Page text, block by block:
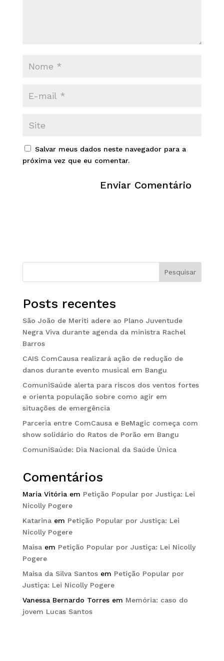
Salvar meus dados neste navegador para a
próxima vez que eu comentar.
Pesquisar
Posts recentes
São João de Meriti adere ao Plano Juventude
Negra Viva durante agenda da ministra Rachel
Barros
CAIS ComCausa realizará ação de redução de
danos durante evento musical em Bangu
ComuniSaúde alerta para riscos dos ventos fortes
e orienta população sobre como agir em
situações de emergência
Parceria entre ComCausa e BeMagic começa com
show solidário do Ratos de Porão em Bangu
ComuniSaúde: Dia Nacional da Saúde Única
Comentários
Maria Vitóriaem Petição Popular por Justiça: Lei
Nicolly Pogere
Katarinaem Petição Popular por Justiça: Lei
Nicolly Pogere
Maisaem Petição Popular por Justiça: Lei Nicolly
Pogere
Maisa da Silva Santosem Petição Popular por
Justiça: Lei Nicolly Pogere
Vanessa Bernardo Torresem Memória: caso do
jovem Lucas Santos